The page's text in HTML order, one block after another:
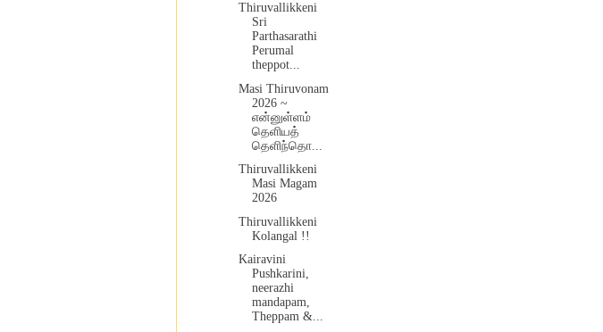
Thiruvallikkeni
Sri
Parthasarathi
Perumal
theppot...
Masi Thiruvonam
2026 ~
என்னுள்ளம்
தெளியத்
தெளிந்தொ...
Thiruvallikkeni
Masi Magam
2026
Thiruvallikkeni
Kolangal !!
Kairavini
Pushkarini,
neerazhi
mandapam,
Theppam &...